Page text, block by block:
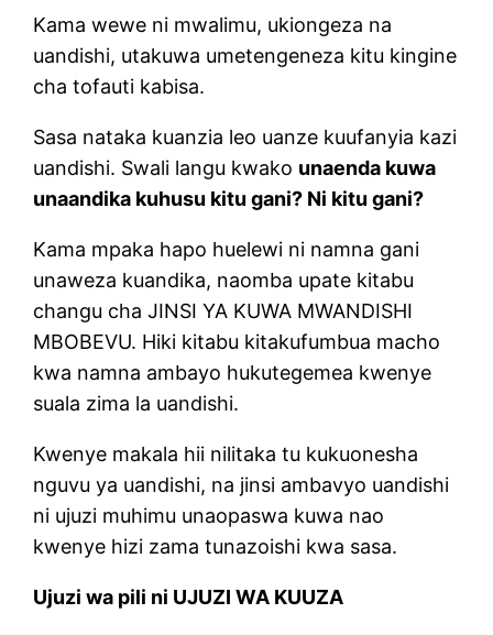
Kama wewe ni mwalimu, ukiongeza na
uandishi, utakuwa umetengeneza kitu kingine
cha tofauti kabisa.
Sasa nataka kuanzia leo uanze kuufanyia kazi
uandishi. Swali langu kwako unaenda kuwa
unaandika kuhusu kitu gani? Ni kitu gani?
Kama mpaka hapo huelewi ni namna gani
unaweza kuandika, naomba upate kitabu
changu cha JINSI YA KUWA MWANDISHI
MBOBEVU. Hiki kitabu kitakufumbua macho
kwa namna ambayo hukutegemea kwenye
suala zima la uandishi.
Kwenye makala hii nilitaka tu kukuonesha
nguvu ya uandishi, na jinsi ambavyo uandishi
ni ujuzi muhimu unaopaswa kuwa nao
kwenye hizi zama tunazoishi kwa sasa.
Ujuzi wa pili ni UJUZI WA KUUZA